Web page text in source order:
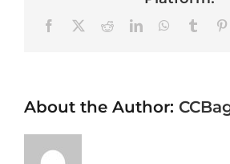
FacebookRedditLinkedIn
About the Author: